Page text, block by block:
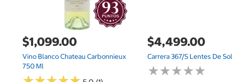
$1,099.00
Vino Blanco Chateau Carbonnieux
750 Ml
$4,499.00
Carrera 367/S Lentes De Sol
★★★★★
★★★★★